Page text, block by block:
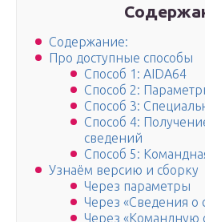
Содержание:
Про доступные способы
Способ 1: AIDA64
Способ 2:
Способ 3:
Способ 4:
сведений
Способ 5:
Узнаём версию и сборку
Через параметры
Через «Сведения о
Через «Командную